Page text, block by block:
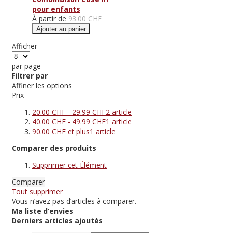
pour enfants
À partir de 93.00 CHF
Ajouter au panier
Afficher
par page
Filtrer par
Affiner les options
Prix
20.00 CHF - 29.99 CHF2 article
40.00 CHF - 49.99 CHF1 article
90.00 CHF et plus1 article
Comparer des produits
Supprimer cet Élément
Comparer
Tout supprimer
Vous n’avez pas d’articles à comparer.
Ma liste d’envies
Derniers articles ajoutés